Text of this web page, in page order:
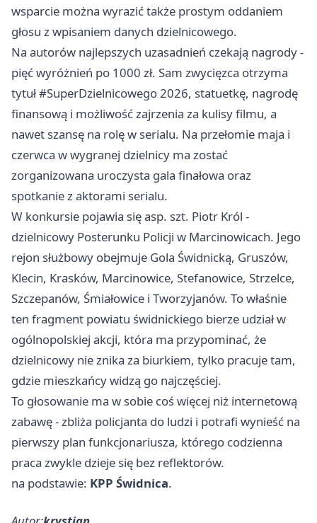
wsparcie można wyrazić także prostym oddaniem
głosu z wpisaniem danych dzielnicowego.
Na autorów najlepszych uzasadnień czekają nagrody -
pięć wyróżnień po 1000 zł. Sam zwycięzca otrzyma
tytuł #SuperDzielnicowego 2026, statuetkę, nagrodę
finansową i możliwość zajrzenia za kulisy filmu, a
nawet szansę na rolę w serialu. Na przełomie maja i
czerwca w wygranej dzielnicy ma zostać
zorganizowana uroczysta gala finałowa oraz
spotkanie z aktorami serialu.
W konkursie pojawia się asp. szt. Piotr Król -
dzielnicowy Posterunku Policji w Marcinowicach. Jego
rejon służbowy obejmuje Gola Świdnicką, Gruszów,
Klecin, Krasków, Marcinowice, Stefanowice, Strzelce,
Szczepanów, Śmiałowice i Tworzyjanów. To właśnie
ten fragment powiatu świdnickiego bierze udział w
ogólnopolskiej akcji, która ma przypominać, że
dzielnicowy nie znika za biurkiem, tylko pracuje tam,
gdzie mieszkańcy widzą go najczęściej.
To głosowanie ma w sobie coś więcej niż internetową
zabawę - zbliża policjanta do ludzi i potrafi wynieść na
pierwszy plan funkcjonariusza, którego codzienna
praca zwykle dzieje się bez reflektorów.
na podstawie: KPP Świdnica.